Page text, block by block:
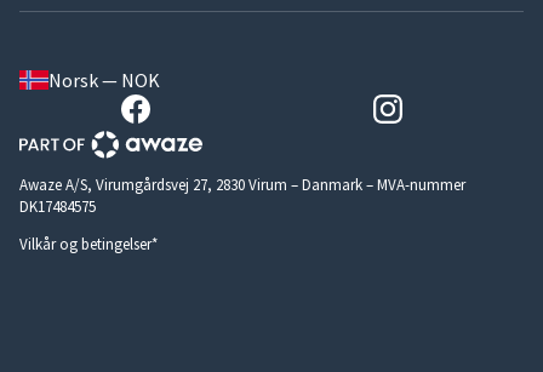
Norsk — NOK
Awaze A/S, Virumgårdsvej 27, 2830 Virum – Danmark – MVA-nummer
DK17484575
Vilkår og betingelser*